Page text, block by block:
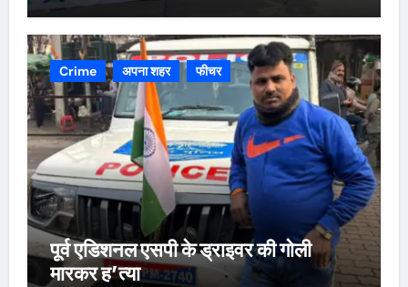
Crime अपना शहर फीचर
पूर्व एडिशनल एसपी के ड्राइवर की गोली
मारकर ह’त्या